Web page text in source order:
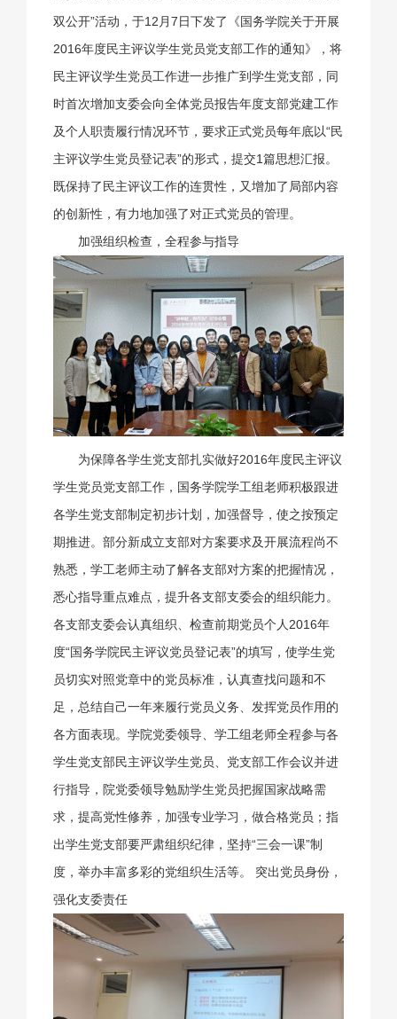
双公开”活动，于12月7日下发了《国务学院关于开展
2016年度民主评议学生党员党支部工作的通知》，将
民主评议学生党员工作进一步推广到学生党支部，同
时首次增加支委会向全体党员报告年度支部党建工作
及个人职责履行情况环节，要求正式党员每年底以“民
主评议学生党员登记表”的形式，提交1篇思想汇报。
既保持了民主评议工作的连贯性，又增加了局部内容
的创新性，有力地加强了对正式党员的管理。
加强组织检查，全程参与指导
为保障各学生党支部扎实做好2016年度民主评议
学生党员党支部工作，国务学院学工组老师积极跟进
各学生党支部制定初步计划，加强督导，使之按预定
期推进。部分新成立支部对方案要求及开展流程尚不
熟悉，学工老师主动了解各支部对方案的把握情况，
悉心指导重点难点，提升各支部支委会的组织能力。
各支部支委会认真组织、检查前期党员个人2016年
度“国务学院民主评议党员登记表”的填写，使学生党
员切实对照党章中的党员标准，认真查找问题和不
足，总结自己一年来履行党员义务、发挥党员作用的
各方面表现。学院党委领导、学工组老师全程参与各
学生党支部民主评议学生党员、党支部工作会议并进
行指导，院党委领导勉励学生党员把握国家战略需
求，提高党性修养，加强专业学习，做合格党员；指
出学生党支部要严肃组织纪律，坚持“三会一课”制
度，举办丰富多彩的党组织生活等。 突出党员身份，
强化支委责任